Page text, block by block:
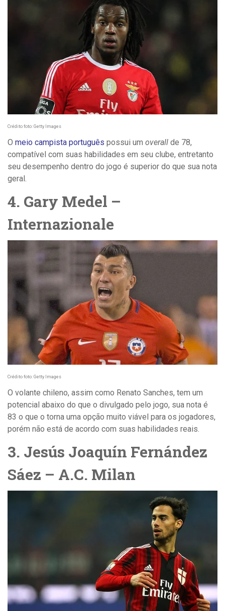
Crédito foto: Getty Images
O meio campista português possui um overall de 78,
compatível com suas habilidades em seu clube, entretanto
seu desempenho dentro do jogo é superior do que sua nota
geral.
4. Gary Medel –
Internazionale
Crédito foto: Getty Images
O volante chileno, assim como Renato Sanches, tem um
potencial abaixo do que o divulgado pelo jogo, sua nota é
83 o que o torna uma opção muito viável para os jogadores,
porém não está de acordo com suas habilidades reais.
3. Jesús Joaquín Fernández
Sáez – A.C. Milan